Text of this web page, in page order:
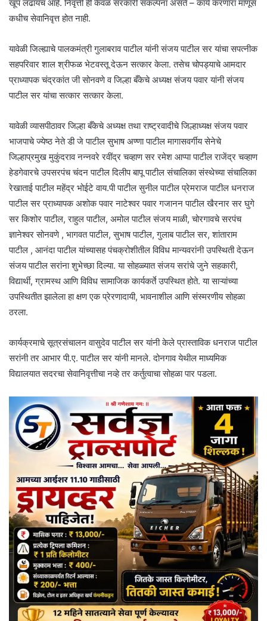
खूप लढायचं आहे. निवृत्ती ही केवळ सरकारी संकल्पना असते – कार्य करणारा माणूस
कधीच सेवानिवृत्त होत नाही.
यावेळी जिल्ह्याचे पालकमंत्री गुलाबराव पाटील यांनी संजय पाटील सर यांचा सपत्नीक
सहपरिवार शाल श्रीफळ भेटवस्तू देऊन सत्कार केला. तसेच चोपड्याचे आमदार
प्राध्यापक चंद्रकांत जी सोनवणे व जिल्हा बँकेचे अध्यक्ष संजय पवार यांनी संजय
पाटील सर यांचा सत्कार सत्कार केला.
यावेळी व्यासपीठावर जिल्हा बँकेचे अध्यक्ष तथा राष्ट्रवादीचे जिल्हाध्यक्ष संजय पवार
भाजपाचे ज्येष्ठ नेते डी जे पाटील सुभाष अण्णा पाटील मागासवर्गीय सेनेचे
जिल्हाप्रमुख मुकुंदराव नन्नवरे रवींद्र चव्हाण सर रमेश आप्पा पाटील राजेंद्र चव्हाण
हेडगेवारचे उपसरपंच चंदन पाटील दिलीप बापू पाटील संचालिका संस्थेच्या संचालिका
रेखाताई पाटील महेंद्र भोईटे वाय.पी पाटील सुनील पाटील प्रेमराज पाटील धनराज
पाटील सर प्राध्यापक अशोक पवार नाटेश्वर पवार गजानन पाटील खैरनार सर घुगे
सर किशोर पाटील, राहुल पाटील, अमोल पाटील संजय माळी, चोरगावचे सरपंच
ज्ञानेश्वर सोनवणे , भागवत पाटील, सुभाष पाटील, गुलाब पाटील सर, शांताराम
पाटील , आनंदा पाटील यांच्यासह पंचक्रोशीतील विविध मान्यवरांनी उपस्थिती देऊन
संजय पाटील सरांना शुभेच्छा दिल्या. या सोहळ्यात संजय सरांचे जुने सहकारी,
विद्यार्थी, ग्रामस्थ आणि विविध सामाजिक कार्यकर्ते उपस्थित होते. या साऱ्यांच्या
उपस्थितीत झालेला हा क्षण एक प्रेरणादायी, भावनाशील आणि संस्मरणीय सोहळा
ठरला.
कार्यक्रमाचे सूत्रसंचालन वासुदेव पाटील सर यांनी केले प्रास्ताविक धनराज पाटील
सरांनी तर आभार पी.ए. पाटील सर यांनी मानले. दोनगाव येथील माध्यमिक
विद्यालयात सदरचा सेवानिवृत्तीचा नव्हे तर कर्तुत्वाचा सोहळा पार पडला.